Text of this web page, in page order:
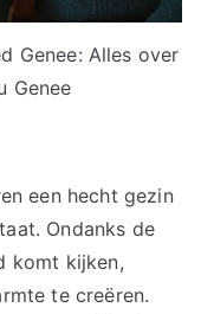
Genee: Alles over
Genee
een hecht gezin
Ondanks de
komt kijken,
te creëren.